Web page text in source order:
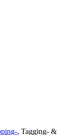
, Tagging- &